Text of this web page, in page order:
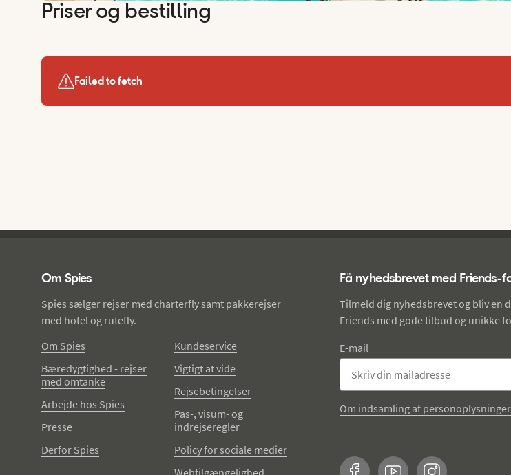
Priser og bestilling
Failed to fetch
Om Spies
Spies sælger rejser med charterfly samt pakkerejser
med hotel og rutefly.
Om Spies
Bæredygtighed - rejser
med omtanke
Arbejde hos Spies
Presse
Derfor Spies
Kundeservice
Vigtigt at vide
Rejsebetingelser
Pas-, visum- og
indrejseregler
Policy for sociale medier
Webtilgængelighed
Få nyhedsbrevet med Friends-
Tilmeld dig nyhedsbrevet og bliv en
Friends med gode tilbud og unikke
E-mail
Om indsamling af personoplysninger